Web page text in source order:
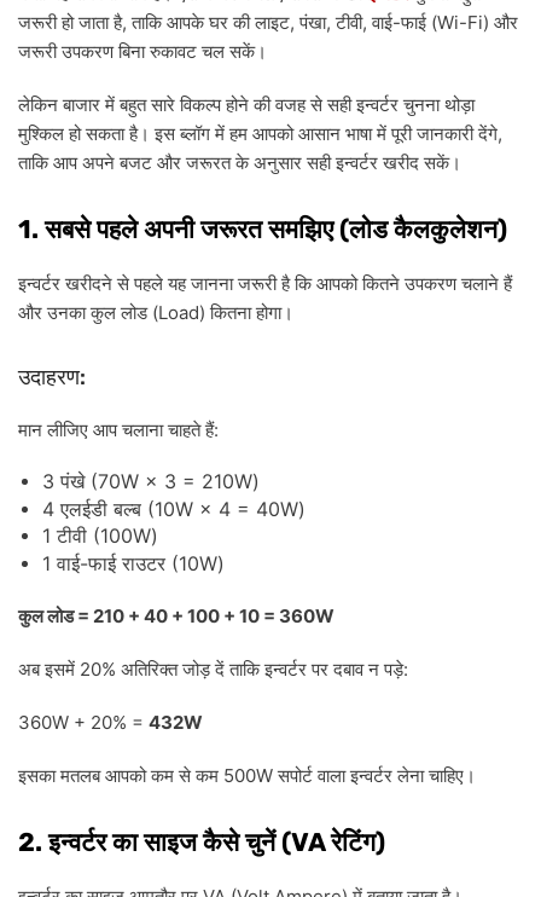
जरूरी हो जाता है,ताकि आपके घर की लाइट,पंखा,टीवी,वाई-फाई (Wi-Fi) और
जरूरी उपकरण बिना रुकावट चल सकें।
लेकिन बाजार में बहुत सारे विकल्प होने की वजह से सही इन्वर्टर चुनना थोड़ा
मुश्किल हो सकता है। इस ब्लॉग में हम आपको आसान भाषा में पूरी जानकारी देंगे,
ताकि आप अपने बजट और जरूरत के अनुसार सही इन्वर्टर खरीद सकें।
1.सबसे पहले अपनी जरूरत समझिए(लोड कैलकुलेशन)
इन्वर्टर खरीदने से पहले यह जानना जरूरी है कि आपको कितने उपकरण चलाने हैं
और उनका कुल लोड(Load)कितना होगा।
उदाहरण:
मान लीजिए आप चलाना चाहते हैं:
3पंखे(70W × 3 = 210W)
4एलईडी बल्ब (10W × 4 = 40W)
1टीवी (100W)
1वाई-फाई राउटर (10W)
कुललोड= 210 + 40 + 100 + 10 = 360W
अब इसमें 20% अतिरिक्त जोड़ दें ताकि इन्वर्टर पर दबाव न पड़े:
360W + 20% = 432W
इसका मतलब आपको कम से कम 500Wसपोर्ट वाला इन्वर्टर लेना चाहिए।
2.इन्वर्टर का साइज कैसे चुनें(VAरेटिंग)